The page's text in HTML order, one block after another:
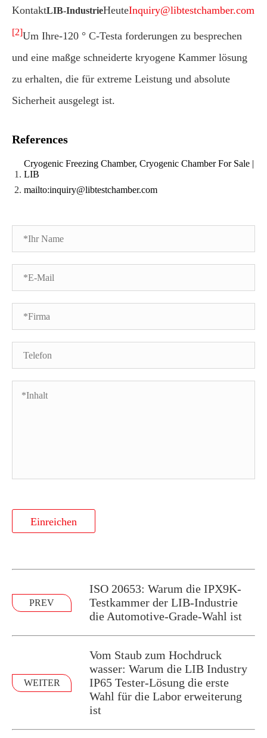
KontaktLIB-IndustrieHeuteInquiry@libtestchamber.com
[2]Um Ihre-120 ° C-Testa forderungen zu besprechen
und eine maßge schneiderte kryogene Kammer lösung
zu erhalten, die für extreme Leistung und absolute
Sicherheit ausgelegt ist.
References
Cryogenic Freezing Chamber, Cryogenic Chamber For Sale |
LIB
mailto:inquiry@libtestchamber.com
Einreichen
PREV
ISO 20653: Warum die IPX9K-
Testkammer der LIB-Industrie
die Automotive-Grade-Wahl ist
WEITER
Vom Staub zum Hochdruck
wasser: Warum die LIB Industry
IP65 Tester-Lösung die erste
Wahl für die Labor erweiterung
ist